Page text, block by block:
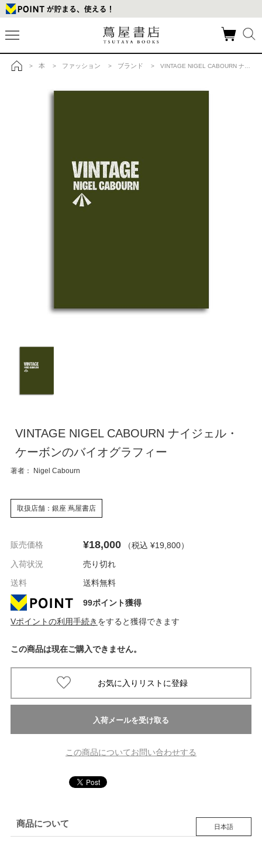
> 本 > ファッション > ブランド > VINTAGE NIGEL CABOURN ナイジェル・ケーボンのバイオグラフィーの商品詳細
VINTAGE NIGEL CABOURN ナイジェル・
ケーボンのバイオグラフィー
著者： Nigel Cabourn
取扱店舗：銀座 蔦屋書店
販売価格 ¥18,000 （税込 ¥19,800）
入荷状況
売り切れ
送料
送料無料
99ポイント獲得
Vポイントの利用手続き をすると獲得できます
この商品は現在ご購入できません。
この商品についてお問い合わせする
商品について 日本語